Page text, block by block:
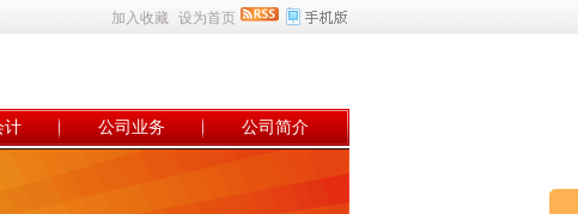
加入收藏 设为首页
计 公司业务 公司简介